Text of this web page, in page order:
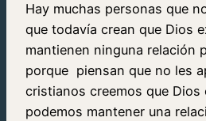
Hay muchas personas que
que todavía crean que Dios
mantienen ninguna relación
porque piensan que no les
cristianos creemos que Dios
podemos mantener una